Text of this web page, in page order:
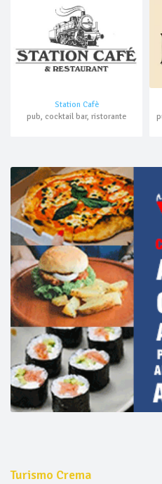
Station Cafè
pub, cocktail bar, ristorante
Turismo Crema